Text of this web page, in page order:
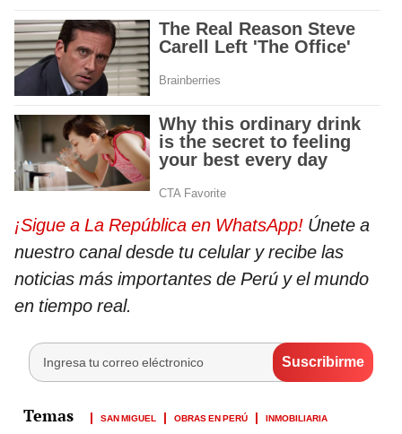
¡Sigue a La República en WhatsApp! Únete a
nuestro canal desde tu celular y recibe las
noticias más importantes de Perú y el mundo
en tiempo real.
SAN MIGUEL OBRAS EN PERÚ INMOBILIARIA